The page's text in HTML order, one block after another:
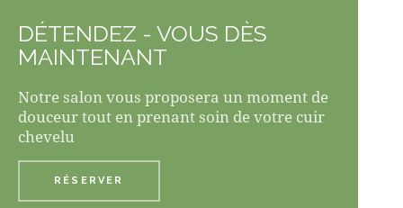
DÉTENDEZ - VOUS DÈS
MAINTENANT
Notre salon vous proposera un moment de
douceur tout en prenant soin de votre cuir
chevelu
RÉSERVER